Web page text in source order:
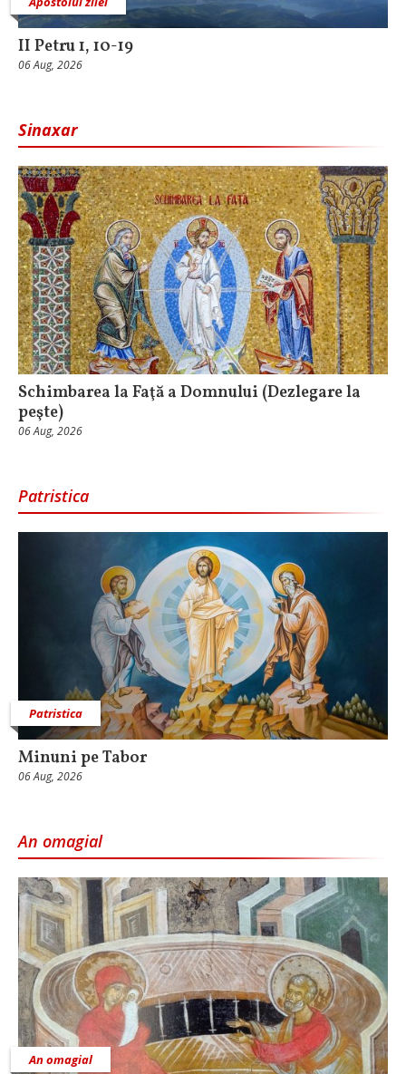
II Petru 1, 10-19
06 Aug, 2026
Sinaxar
Schimbarea la Faţă a Domnului (Dezlegare la
peşte)
06 Aug, 2026
Patristica
Patristica
Minuni pe Tabor
06 Aug, 2026
An omagial
An omagial